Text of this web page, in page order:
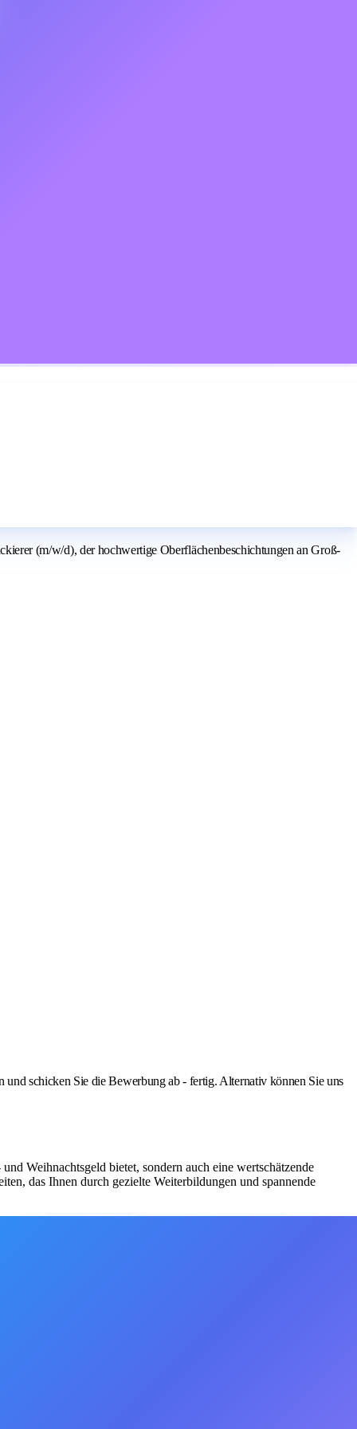
(m/w/d), der hochwertige Oberflächenbeschichtungen an Groß-
schicken Sie die Bewerbung ab - fertig. Alternativ können Sie uns
Weihnachtsgeld bietet, sondern auch eine wertschätzende
das Ihnen durch gezielte Weiterbildungen und spannende